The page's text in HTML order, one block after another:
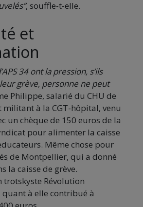
, souffle-t-elle.
et
34 ont la pression, s’ils
grève, personne ne peut
Philippe, salarié du CHU de
à la CGT-hôpital, venu
un chèque de 150 euros de la
pour alimenter la caisse
Même chose pour
de Montpellier, qui a donné
la caisse de grève.
trotskyste Révolution
quant à elle contribué à